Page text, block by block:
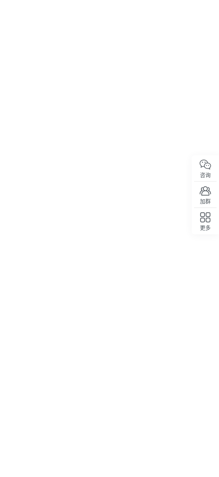
咨询
加群
更多